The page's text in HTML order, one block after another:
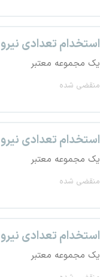
استخدام تعدادی
یک مجموعه معتبر
منقضی شده
استخدام تعدادی
یک مجموعه معتبر
منقضی شده
استخدام تعدادی
یک مجموعه معتبر